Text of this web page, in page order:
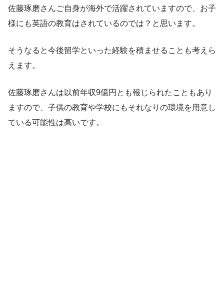
佐藤琢磨さんご自身が海外で活躍されていますので、お子
様にも英語の教育はされているのでは？と思います。
そうなると今後留学といった経験を積ませることも考えら
えます。
佐藤琢磨さんは以前年収9億円とも報じられたこともあり
ますので、子供の教育や学校にもそれなりの環境を用意し
ている可能性は高いです。